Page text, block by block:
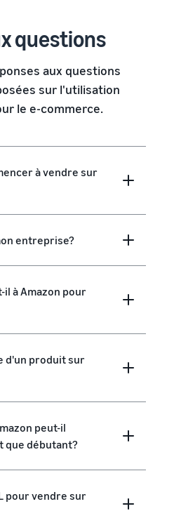
questions
aux questions
sur l'utilisation
le e-commerce.
à vendre sur
entreprise?
à Amazon pour
d'un produit sur
peut-il
que débutant?
pour vendre sur